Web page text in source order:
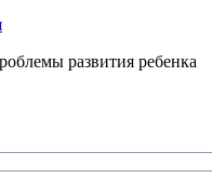
развития ребенка